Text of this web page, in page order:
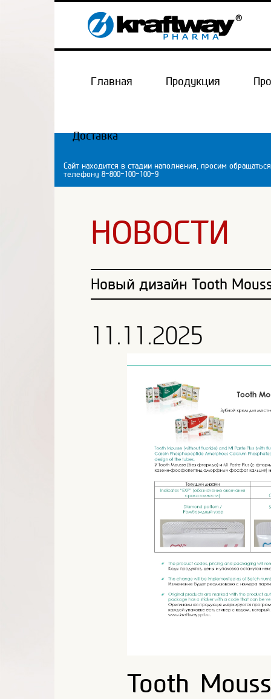
Главная Продукция
Доставка
Сайт находится в стадии наполнения, просим
телефону 8-800-100-100-9
НОВОСТИ
Новый дизайн Tooth
11.11.2025
Tooth